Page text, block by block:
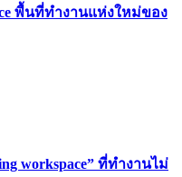
พื้นที่ทำงานแห่งใหม่ของ
workspace” ที่ทำงานไม่